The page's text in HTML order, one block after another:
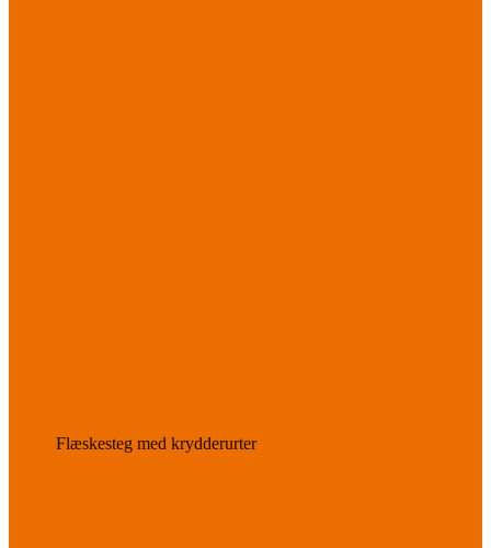
Flæskesteg med krydderurter